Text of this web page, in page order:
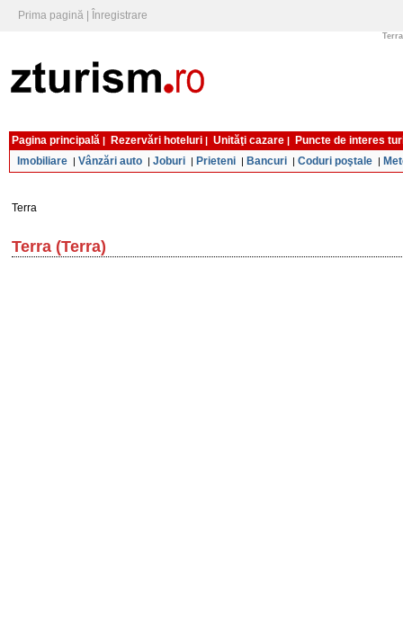
Prima pagină Înregistrare
Pagina principală | Rezervări hoteluri | Unităţi cazare |
Puncte de interes
Imobiliare | Vânzări auto | Joburi | Prieteni | Bancuri | Coduri poştale |
Terra
Terra (Terra)